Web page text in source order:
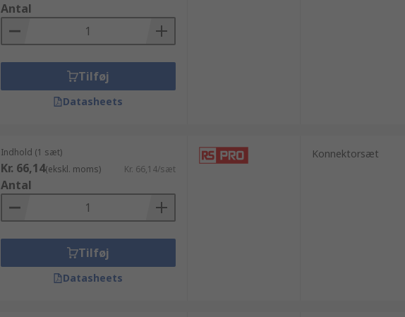
Antal
Tilføj
Datasheets
Indhold (1 sæt)
Kr. 66,14(ekskl. moms) Kr. 66,14/sæt
Antal
Tilføj
Datasheets
Konnektorsæt